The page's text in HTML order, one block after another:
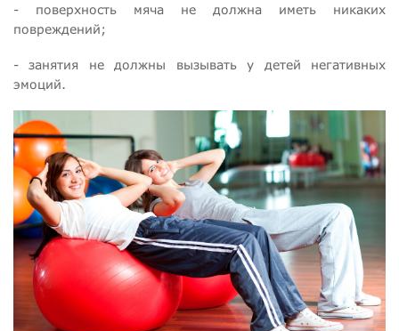
- поверхность мяча не должна иметь никаких
повреждений;
- занятия не должны вызывать у детей негативных
эмоций.